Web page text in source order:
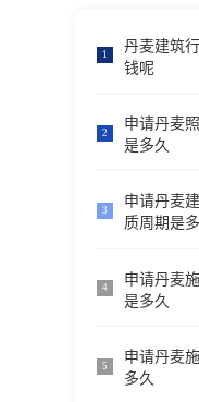
1
丹麦建筑
钱呢
2
申请丹麦
是多久
3
申请丹麦
质周期是
4
申请丹麦
是多久
5
申请丹麦
多久